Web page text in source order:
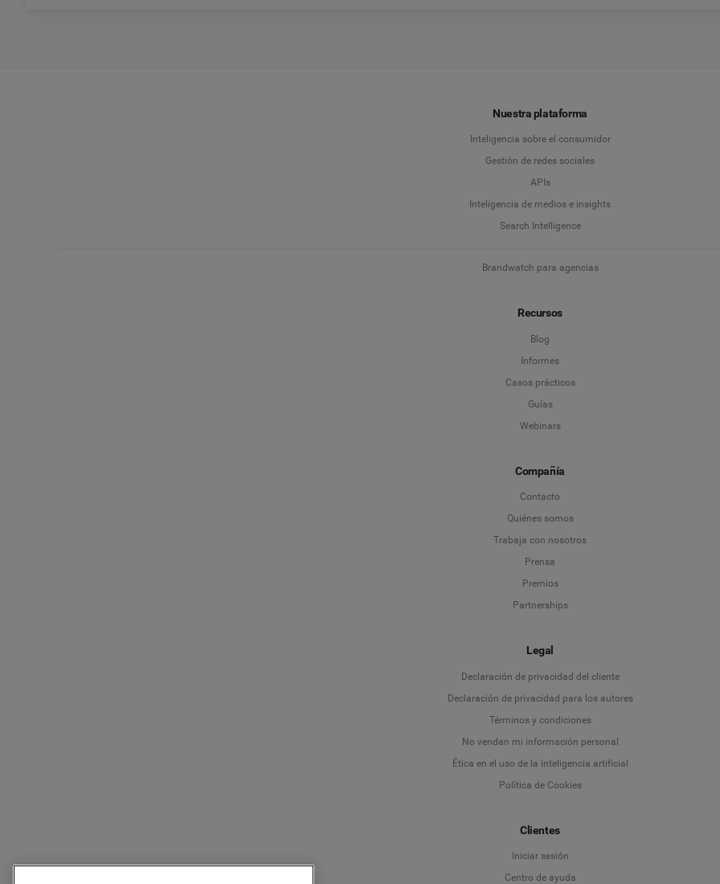
Nuestra plataforma
Inteligencia sobre el consumidor
Gestión de redes sociales
APIs
Inteligencia de medios e insights
Search Intelligence
Brandwatch para agencias
Recursos
Blog
Informes
Casos prácticos
Guías
Webinars
Compañía
Contacto
Quiénes somos
Trabaja con nosotros
Prensa
Premios
Partnerships
Legal
Declaración de privacidad del cliente
Declaración de privacidad para los autores
Términos y condiciones
No vendan mi información personal
Ética en el uso de la inteligencia artificial
Política de Cookies
Clientes
Iniciar sesión
Centro de ayuda
Language
Deutsch